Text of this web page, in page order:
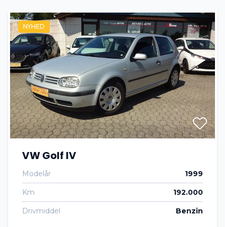
NYHED
VW Golf IV
Modelår 1999
Km 192.000
Drivmiddel Benzin